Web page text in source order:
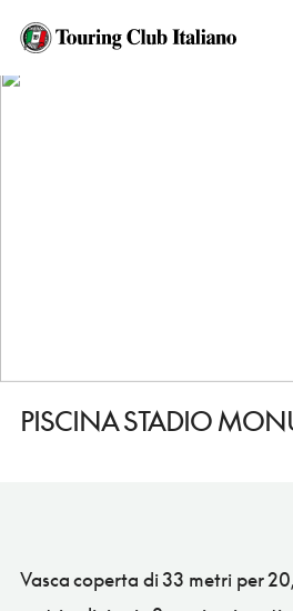
HOME
PISCINA STADIO MONUMENTALE
PISCINA STADIO
Vasca coperta di 33 metri per